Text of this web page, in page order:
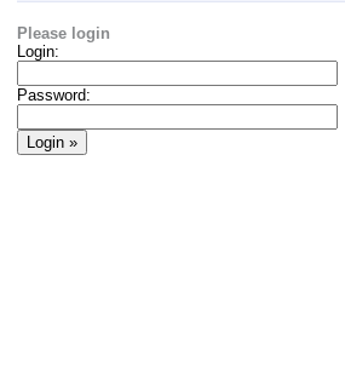
Please login
Login:
Password: